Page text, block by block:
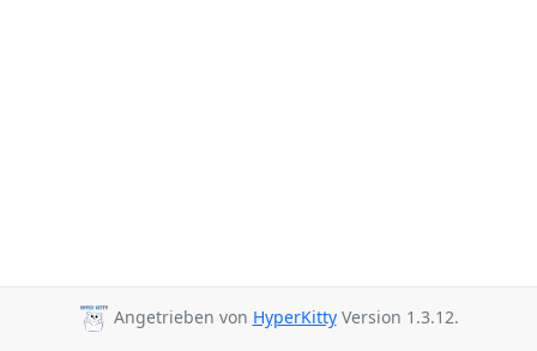
Angetrieben von HyperKittyVersion 1.3.12.